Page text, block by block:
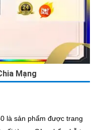
Mạng
là sản phẩm được trang